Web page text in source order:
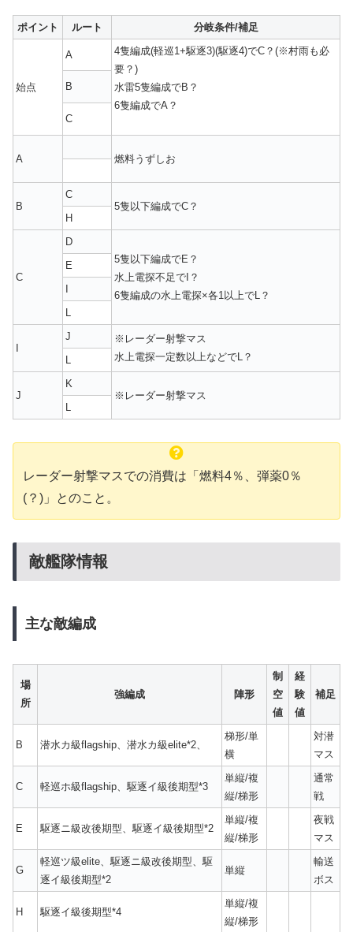
ポイント ルート 分岐条件/補足
始点
A
4隻編成(軽巡1+駆逐3)(駆逐4)でC？(※村雨も必
要？)
水雷5隻編成でB？
6隻編成でA？
B
C
A 燃料うずしお
B
C
5隻以下編成でC？
H
C
D
5隻以下編成でE？
水上電探不足でI？
6隻編成の水上電探×各1以上でL？
E
L
J
※レーダー射撃マス
水上電探一定数以上などでL？
L
J
K
※レーダー射撃マス
L
レーダー射撃マスでの消費は「燃料4％、弾薬0％
(？)」とのこと。
敵艦隊情報
主な敵編成
場
所
強編成 陣形
制
空
値
経
験
値
補足
B 潜水カ級flagship、潜水カ級elite*2、
梯形/単
横
対潜
マス
C 軽巡ホ級flagship、駆逐イ級後期型*3
単縦/複
縦/梯形
通常
戦
E 駆逐ニ級改後期型、駆逐イ級後期型*2
単縦/複
縦/梯形
夜戦
マス
G
軽巡ツ級elite、駆逐ニ級改後期型、駆
逐イ級後期型*2
単縦
輸送
ボス
H 駆逐イ級後期型*4
単縦/複
縦/梯形